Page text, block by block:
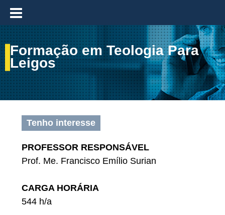
≡
Formação em Teologia Para
Leigos
Tenho interesse
PROFESSOR RESPONSÁVEL
Prof. Me. Francisco Emílio Surian
CARGA HORÁRIA
544 h/a